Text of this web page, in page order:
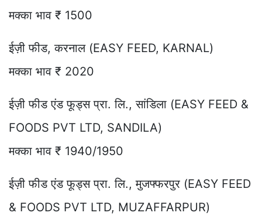
मक्का भाव ₹ 1500
ईज़ी फीड, करनाल (EASY FEED, KARNAL)
मक्का भाव ₹ 2020
ईज़ी फीड एंड फूड्स प्रा. लि., सांडिला (EASY FEED &
FOODS PVT LTD, SANDILA)
मक्का भाव ₹ 1940/1950
ईज़ी फीड एंड फूड्स प्रा. लि., मुजफ्फरपुर (EASY FEED
& FOODS PVT LTD, MUZAFFARPUR)